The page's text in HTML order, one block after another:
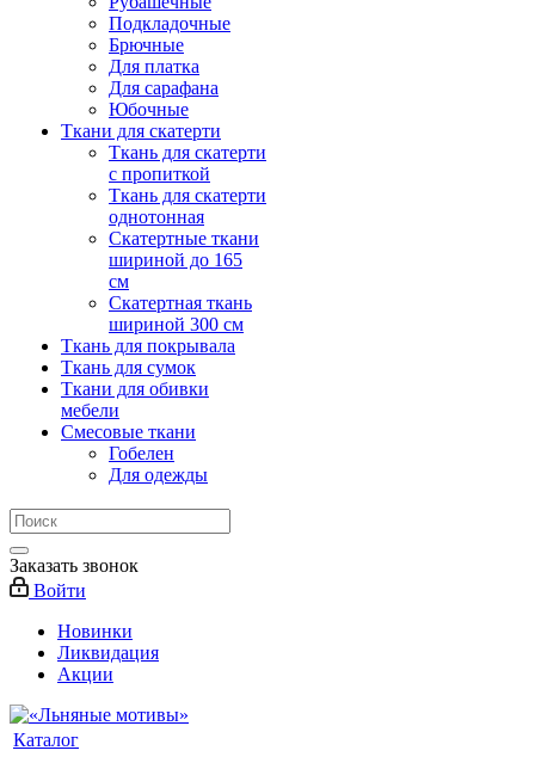
Подкладочные
Брючные
Для платка
Для сарафана
Юбочные
Ткани для скатерти
Ткань для скатерти
с пропиткой
Ткань для скатерти
однотонная
Скатертные ткани
шириной до 165
см
Скатертная ткань
шириной 300 см
Ткань для покрывала
Ткань для сумок
Ткани для обивки
мебели
Смесовые ткани
Гобелен
Для одежды
Заказать звонок
Войти
Новинки
Ликвидация
Акции
Каталог